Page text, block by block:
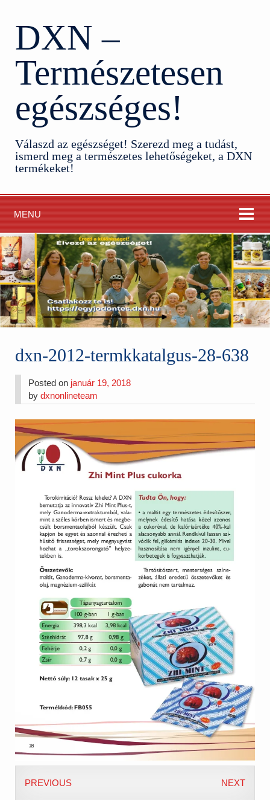
DXN –
Természetesen
egészséges!
Válaszd az egészséget! Szerezd meg a tudást,
ismerd meg a természetes lehetőségeket, a DXN
termékeket!
MENU
dxn-2012-termkkatalgus-28-638
Posted on január 19, 2018
bydxnonlineteam
PREVIOUS NEXT